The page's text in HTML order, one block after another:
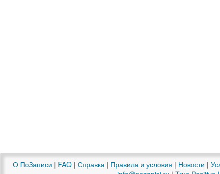
О ПоЗаписи | FAQ | Справка | Правила и условия | Новости |